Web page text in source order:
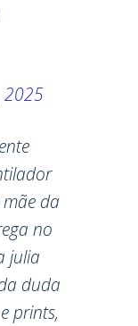
2025
da
no
julia
duda
prints,